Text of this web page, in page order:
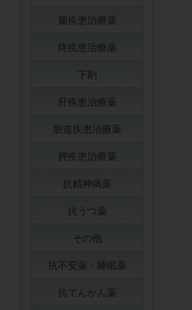
腸疾患治療薬
痔疾患治療薬
下剤
肝疾患治療薬
胆道疾患治療薬
膵疾患治療薬
抗精神病薬
抗うつ薬
その他
抗不安薬・睡眠薬
抗てんかん薬